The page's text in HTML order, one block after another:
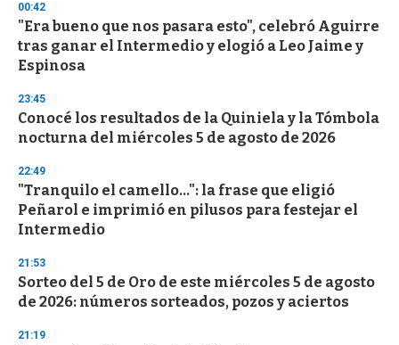
d
s
o
f
3
s
e
c
o
d
s
00:42
"Era bueno que nos pasara esto", celebró Aguirre
tras ganar el Intermedio y elogió a Leo Jaime y
Espinosa
23:45
Conocé los resultados de la Quiniela y la Tómbola
nocturna del miércoles 5 de agosto de 2026
22:49
"Tranquilo el camello...": la frase que eligió
Peñarol e imprimió en pilusos para festejar el
Intermedio
21:53
Sorteo del 5 de Oro de este miércoles 5 de agosto
de 2026: números sorteados, pozos y aciertos
21:19